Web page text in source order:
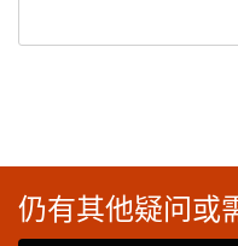
仍有其他疑问或